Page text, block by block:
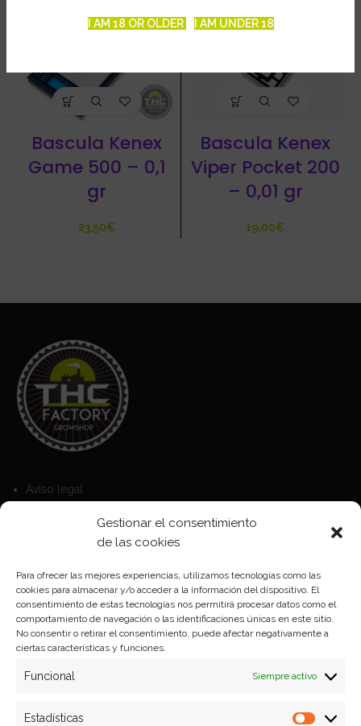
I AM 18 OR OLDER I AM UNDER 18
Gestionar el consentimiento
de las cookies
Para ofrecer las mejores experiencias, utilizamos tecnologías como las
cookies para almacenar y/o acceder a la información del dispositivo. El
consentimiento de estas tecnologías nos permitirá procesar datos como el
comportamiento de navegación o las identificaciones únicas en este sitio.
No consentir o retirar el consentimiento, puede afectar negativamente a
ciertas características y funciones.
Funcional Siempre activo
Estadísticas
Bascula Kenex
Game 500 – 0,1
gr
€
Bascula Kenex
Viper Pocket 200
– 0,01 gr
€
Aviso legal
Política de privacidad
Formas de pago
Plazos y condiciones de envio
Politica de devoluciones